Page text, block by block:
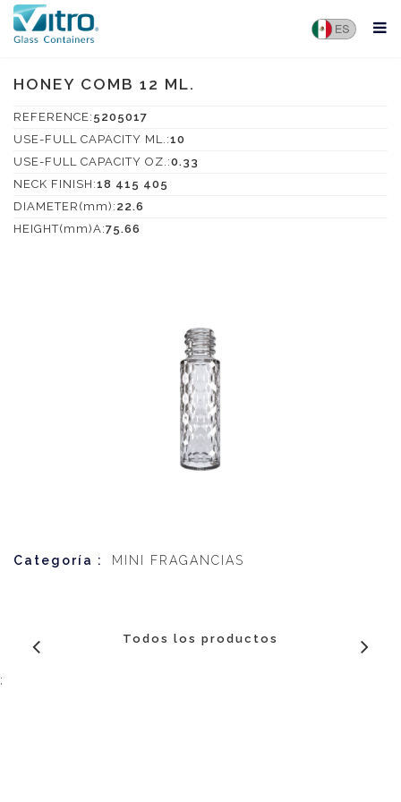
HONEY COMB 12 ML.
REFERENCE: 5205017
USE-FULL CAPACITY ML.:10
USE-FULL CAPACITY OZ.:0.33
NECK FINISH:18 415 405
DIAMETER(mm): 22.6
HEIGHT(mm)A:75.66
Categoría : MINI FRAGANCIAS
Todos los productos
;